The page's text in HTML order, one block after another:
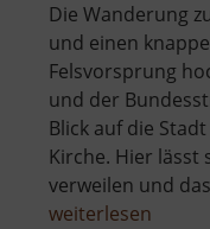
Die Wanderung
und einen
Felsvorsprung
und der
Blick auf die
Kirche. Hier lässt
verweilen und
weiterlesen